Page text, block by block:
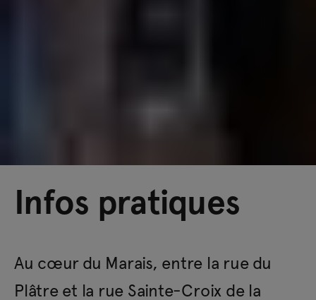
Infos pratiques
Au cœur du Marais, entre la rue du
Plâtre et la rue Sainte-Croix de la